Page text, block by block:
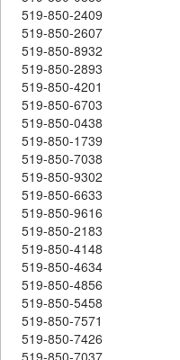
519-850-2409
519-850-2607
519-850-8932
519-850-2893
519-850-4201
519-850-6703
519-850-0438
519-850-1739
519-850-7038
519-850-9302
519-850-6633
519-850-9616
519-850-2183
519-850-4148
519-850-4634
519-850-4856
519-850-5458
519-850-7571
519-850-7426
519-850-7037